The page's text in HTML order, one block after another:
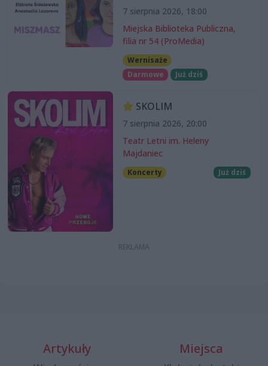
7 sierpnia 2026, 18:00
Miejska Biblioteka Publiczna,
filia nr 54 (ProMedia)
Wernisaże
Darmowe
Już dziś
SKOLIM
7 sierpnia 2026, 20:00
Teatr Letni im. Heleny
Majdaniec
Koncerty Już dziś
Artykuły Miejsca